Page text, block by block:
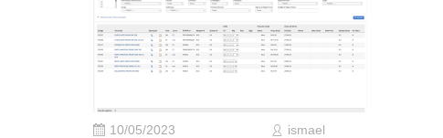
10/05/2023 ismael